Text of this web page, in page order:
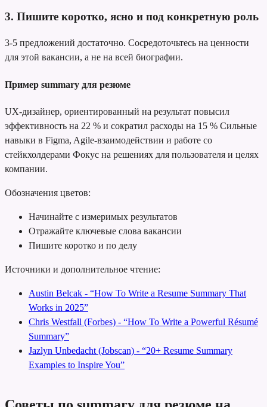
3. Пишите коротко, ясно и под конкретную роль
3-5 предложений достаточно. Сосредоточьтесь на ценности
для этой вакансии, а не на всей биографии.
Пример summary для резюме
UX-дизайнер, ориентированный на результат повысил
эффективность на 22 % и сократил расходы на 15 % Сильные
навыки в Figma, Agile-взаимодействии и работе со
стейкхолдерами Фокус на решениях для пользователя и целях
компании.
Обозначения цветов:
Начинайте с измеримых результатов
Отражайте ключевые слова вакансии
Пишите коротко и по делу
Источники и дополнительное чтение:
Austin Belcak - “How To Write a Resume Summary That
Works in 2025”
Chris Westfall (Forbes) - “How To Write a Powerful Résumé
Summary”
Jazlyn Unbedacht (Jobscan) - “20+ Resume Summary
Examples to Inspire You”